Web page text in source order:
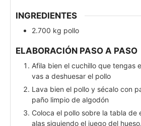
INGREDIENTES
2.700 kg pollo
ELABORACIÓN PASO A PASO
Afila bien el cuchillo que tengas
vas a deshuesar el pollo
Lava bien el pollo y sécalo con
paño limpio de algodón
Coloca el pollo sobre la tabla de
alas siguiendo el juego del